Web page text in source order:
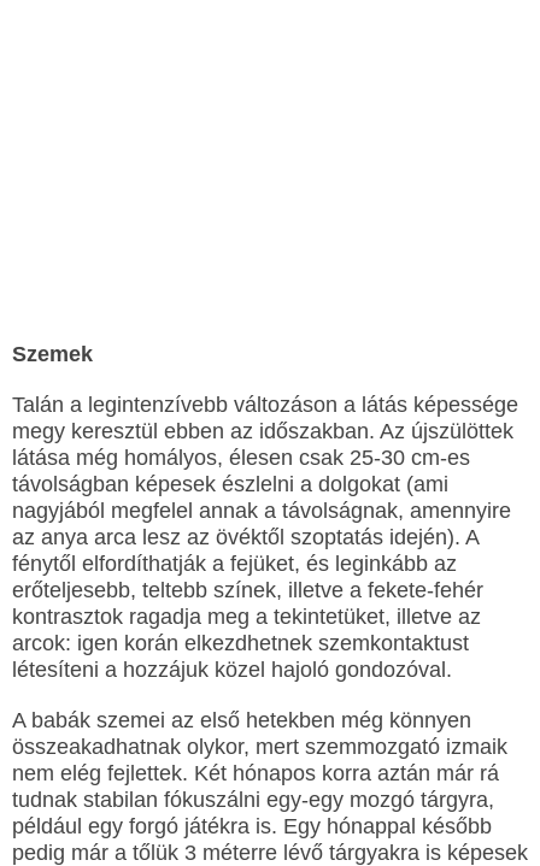
Szemek
Talán a legintenzívebb változáson a látás képessége
megy keresztül ebben az időszakban. Az újszülöttek
látása még homályos, élesen csak 25-30 cm-es
távolságban képesek észlelni a dolgokat (ami
nagyjából megfelel annak a távolságnak, amennyire
az anya arca lesz az övéktől szoptatás idején). A
fénytől elfordíthatják a fejüket, és leginkább az
erőteljesebb, teltebb színek, illetve a fekete-fehér
kontrasztok ragadja meg a tekintetüket, illetve az
arcok: igen korán elkezdhetnek szemkontaktust
létesíteni a hozzájuk közel hajoló gondozóval.
A babák szemei az első hetekben még könnyen
összeakadhatnak olykor, mert szemmozgató izmaik
nem elég fejlettek. Két hónapos korra aztán már rá
tudnak stabilan fókuszálni egy-egy mozgó tárgyra,
például egy forgó játékra is. Egy hónappal később
pedig már a tőlük 3 méterre lévő tárgyakra is képesek